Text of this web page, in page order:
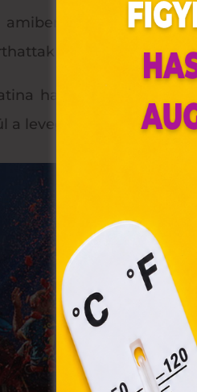
amiben óriási
fesztivált.
hatalmas
a levegőben. El tudod
Ez az
fájlok, melyek
elektronikus
összefüggő
valamint az
weblapoknak,
eszközén